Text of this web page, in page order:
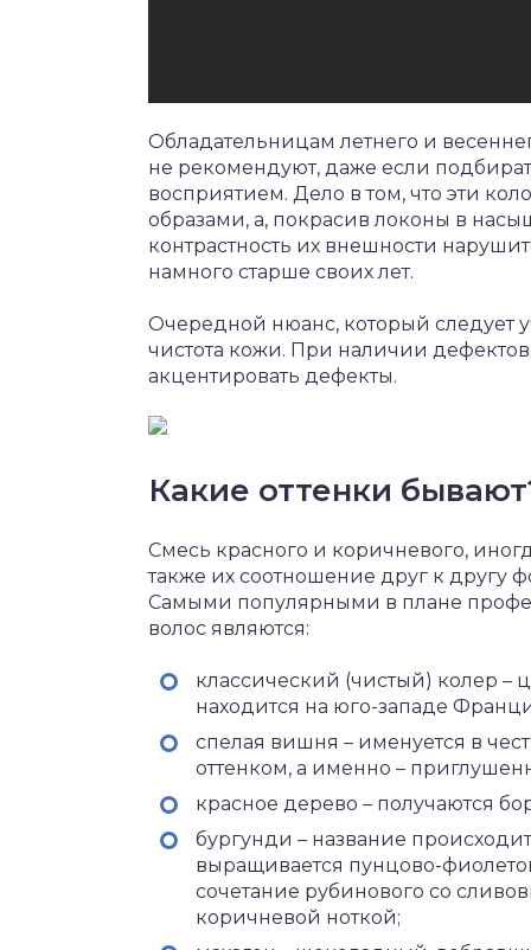
Обладательницам летнего и
не рекомендуют, даже если
восприятием. Дело в том, что эти
образами, а, покрасив локоны в
контрастность их внешности
намного старше своих лет.
Очередной нюанс, который следует
чистота кожи. При наличии дефектов
акцентировать дефекты.
Какие оттенки
Смесь красного и коричневого,
также их соотношение друг к другу
Самыми популярными в плане
волос являются:
классический (чистый) колер –
находится на юго-западе
спелая вишня – именуется в
оттенком, а именно –
красное дерево – получаются
бургунди – название
выращивается пунцово-
сочетание рубинового со
коричневой ноткой;